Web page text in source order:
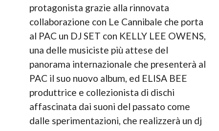
protagonista grazie alla rinnovata
collaborazione con Le Cannibale che porta
al PAC un DJ SET con KELLY LEE OWENS,
una delle musiciste più attese del
panorama internazionale che presenterà al
PAC il suo nuovo album, ed ELISA BEE
produttrice e collezionista di dischi
affascinata dai suoni del passato come
dalle sperimentazioni, che realizzerà un dj